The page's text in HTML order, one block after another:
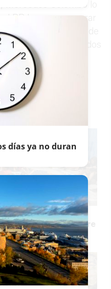
Mercedes Colombo lo
PP busca recuperar
años de gobierno de
estuvo casi dos
al silencio: los
prueba el pacto entre
días ya no duran